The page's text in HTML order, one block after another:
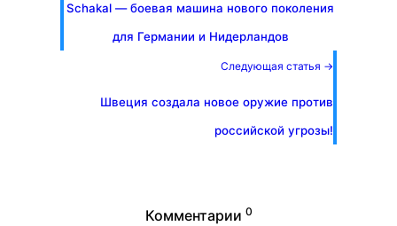
Schakal — боевая машина нового поколения
для Германии и Нидерландов
Следующая статья →
Швеция создала новое оружие против
российской угрозы!
Комментарии 0